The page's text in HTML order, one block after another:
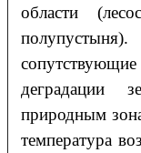
области
деградации
природным
температура